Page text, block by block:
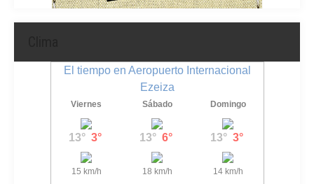
El tiempo en Aeropuerto Internacional
Ezeiza
Viernes
13° 3°
15 km/h
Sábado
13° 6°
18 km/h
Domingo
13° 3°
14 km/h